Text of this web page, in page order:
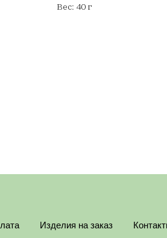
Вес: 40 г
Изделия на заказ